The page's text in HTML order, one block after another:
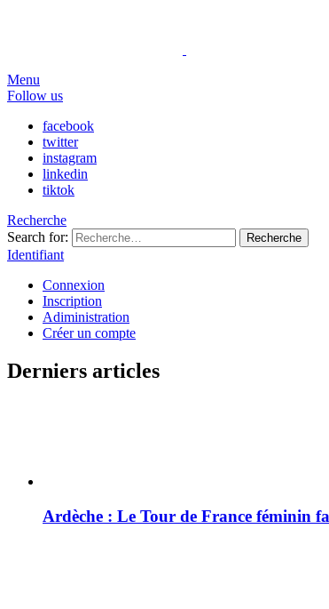
Menu
Follow us
facebook
twitter
instagram
linkedin
tiktok
Recherche
Search for:
Recherche
Identifiant
Connexion
Inscription
Adiministration
Créer un compte
Derniers articles
Ardèche : Le Tour de France féminin